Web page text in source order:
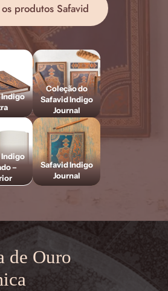
produtos Safavid
Indigo
Coleção do
Safavid Indigo
Journal
Indigo
–
Safavid Indigo
Journal
de Ouro